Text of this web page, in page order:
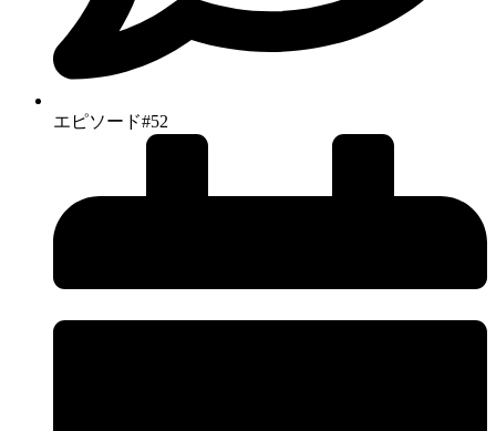
エピソード#52